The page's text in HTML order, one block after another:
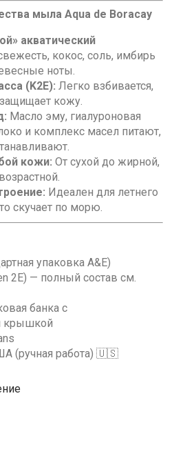
мыла Aqua de Boracay
акватический
кокос, соль, имбирь
ноты.
(K2E): Легко взбивается,
кожу.
Масло эму, гиалуроновая
и комплекс масел питают,
кожи: От сухой до жирной,
Идеален для летнего
скучает по морю.
упаковка A&E)
2E) — полный состав см.
банка с
крышкой
(ручная работа) 🇺🇸